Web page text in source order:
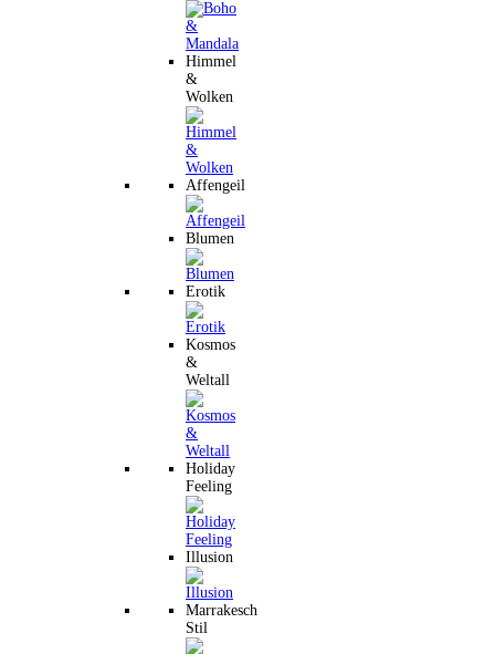
Himmel
&
Wolken
Affengeil
Blumen
Erotik
Kosmos
&
Weltall
Holiday
Feeling
Illusion
Marrakesch
Stil